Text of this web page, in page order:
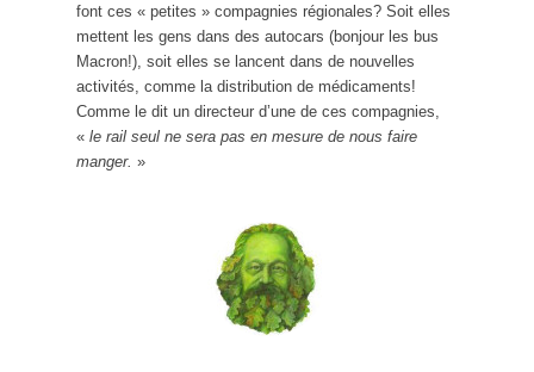
font ces « petites » compagnies régionales? Soit elles
mettent les gens dans des autocars (bonjour les bus
Macron!), soit elles se lancent dans de nouvelles
activités, comme la distribution de médicaments!
Comme le dit un directeur d’une de ces compagnies,
« le rail seul ne sera pas en mesure de nous faire
manger. »